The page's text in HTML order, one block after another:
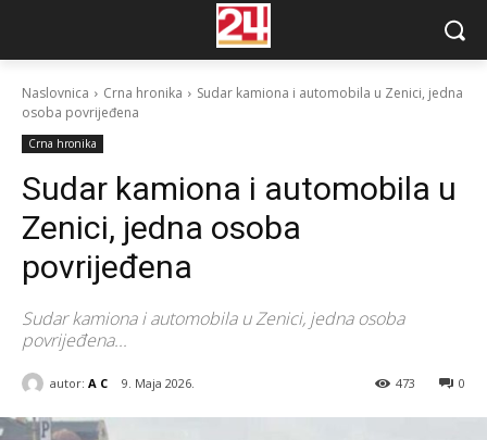
Naslovnica Crna hronika
Sudar kamiona i automobila u Zenici, jedna
osoba povrijeđena
Crna hronika
Sudar kamiona i automobila u
Zenici, jedna osoba
povrijeđena
Sudar kamiona i automobila u Zenici, jedna osoba
povrijeđena...
autor: A C 9. Maja 2026. 0
473